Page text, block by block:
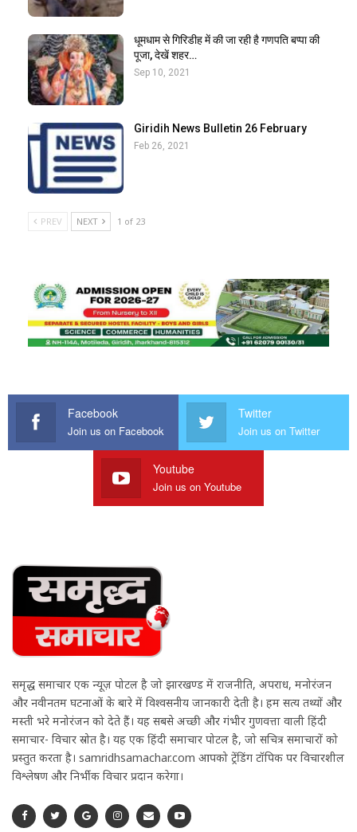
धूमधाम से गिरिडीह में की जा रही है गणपति बप्पा की
पूजा, देखें शहर…
Sep 10, 2021
Giridih News Bulletin 26 February
Feb 26, 2021
PREV NEXT 1 of 23
Facebook
Join us on Facebook
Twitter
Join us on Twitter
Youtube
Join us on Youtube
समृद्ध समाचार एक न्यूज़ पोर्टल है जो झारखण्ड में राजनीति, अपराध, मनोरंजन
और नवीनतम घटनाओं के बारे में विश्वसनीय जानकारी देती है। हम सत्य तथ्यों और
मस्ती भरे मनोरंजन को देते हैं। यह सबसे अच्छी और गंभीर गुणवत्ता वाली हिंदी
समाचार- विचार स्रोत है। यह एक हिंदी समाचार पोर्टल है, जो सचित्र समाचारों को
प्रस्तुत करता है। samridhsamachar.com आपको ट्रेंडिंग टॉपिक पर विचारशील
विश्लेषण और निर्भीक विचार प्रदान करेगा।